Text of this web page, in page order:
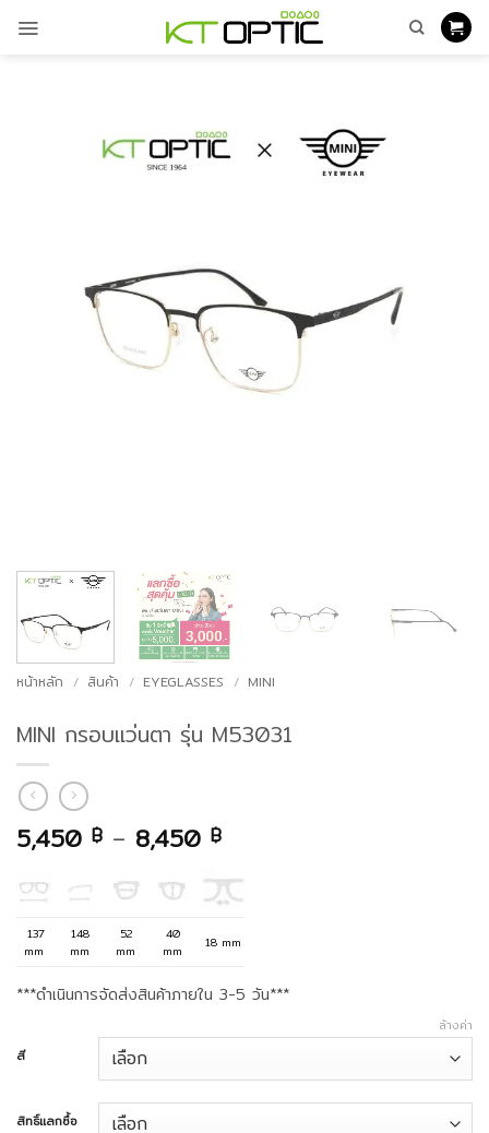
หน้าหลัก / สินค้า / EYEGLASSES / MINI
MINI กรอบแว่นตา รุ่น M53031
5,450 ฿ – 8,450 ฿Price
5,450 ฿
through
137
mm
148
mm
52
mm
40
mm
18 mm
***ดำเนินการจัดส่งสินค้าภายใน 3-5 วัน***
สี
สิทธิ์แลกซื้อ
ล้างค่า